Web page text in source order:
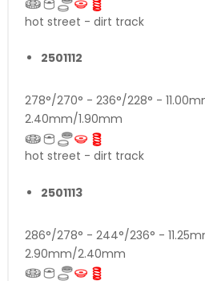
hot street - dirt track
2501112
278°/270° - 236°/228° -
2.40mm/1.90mm
hot street - dirt track
2501113
286°/278° - 244°/236° -
2.90mm/2.40mm